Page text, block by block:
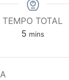
TEMPO TOTAL
5 mins